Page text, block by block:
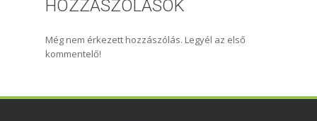
HOZZÁSZÓLÁSOK
Még nem érkezett hozzászólás. Legyél az első
kommentelő!